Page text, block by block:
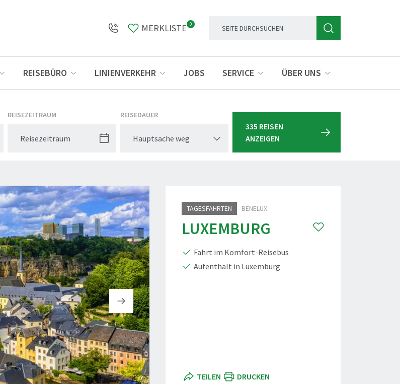
Öffnungszeiten
MERKLISTE 0
REISEBÜRO LINIENVERKEHR JOBS SERVICE ÜBER UNS
REISEZEITRAUM REISEDAUER
Hauptsache weg
335 REISEN
ANZEIGEN
TAGESFAHRTEN BENELUX
LUXEMBURG
Fahrt im Komfort-Reisebus
Aufenthalt in Luxemburg
TEILEN DRUCKEN